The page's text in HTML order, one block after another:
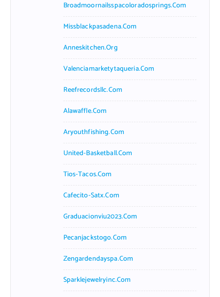
Broadmoornailsspacoloradosprings.com
Missblackpasadena.com
Anneskitchen.org
Valenciamarketytaqueria.com
Reefrecordsllc.com
Alawaffle.com
Aryouthfishing.com
United-Basketball.com
Tios-Tacos.com
Cafecito-Satx.com
Graduacionviu2023.com
Pecanjackstogo.com
Zengardendayspa.com
Sparklejewelryinc.com